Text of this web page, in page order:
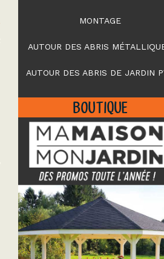
MONTAGE
AUTOUR DES ABRIS
AUTOUR DES ABRIS DE JARDIN
BOUTIQUE